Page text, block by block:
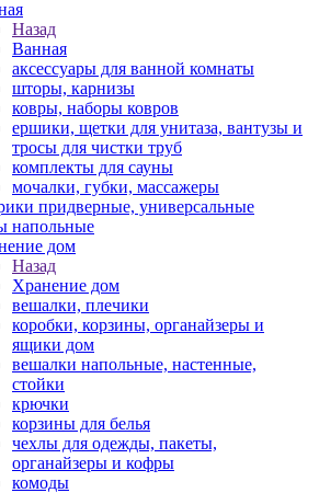
Назад
Ванная
аксессуары для ванной комнаты
шторы, карнизы
ковры, наборы ковров
ершики, щетки для унитаза, вантузы и
тросы для чистки труб
комплекты для сауны
мочалки, губки, массажеры
придверные, универсальные
напольные
дом
Назад
Хранение дом
вешалки, плечики
коробки, корзины, органайзеры и
ящики дом
вешалки напольные, настенные,
стойки
крючки
корзины для белья
чехлы для одежды, пакеты,
органайзеры и кофры
комоды